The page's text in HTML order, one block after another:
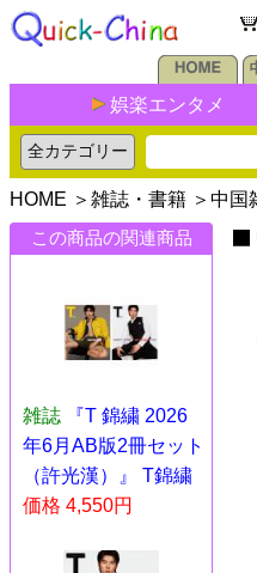
娯楽エンタメ
HOME ＞ 雑誌・書籍 ＞ 中国
この商品の関連商品
雑誌
『T 錦繍 2026
年6月AB版2冊セット
（許光漢）』 T錦繍
価格 4,550円